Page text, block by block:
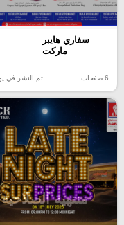
سفاري هايبر
ماركت
6 صفحات تم النشر في
منتهية الصلاحية